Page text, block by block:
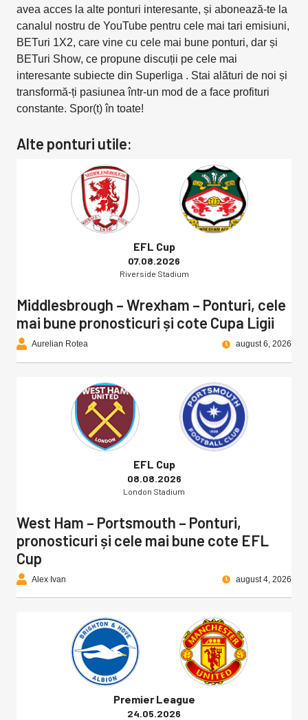
avea acces la alte ponturi interesante, și abonează-te la
canalul nostru de YouTube pentru cele mai tari emisiuni,
BETuri 1X2, care vine cu cele mai bune ponturi, dar și
BETuri Show, ce propune discuții pe cele mai
interesante subiecte din Superliga . Stai alături de noi și
transformă-ți pasiunea într-un mod de a face profituri
constante. Spor(t) în toate!
Alte ponturi utile:
EFL Cup
07.08.2026
Riverside Stadium
Middlesbrough – Wrexham – Ponturi, cele
mai bune pronosticuri și cote Cupa Ligii
Aurelian Rotea august 6, 2026
EFL Cup
08.08.2026
London Stadium
West Ham – Portsmouth – Ponturi,
pronosticuri și cele mai bune cote EFL
Cup
Alex Ivan august 4, 2026
Premier League
24.05.2026